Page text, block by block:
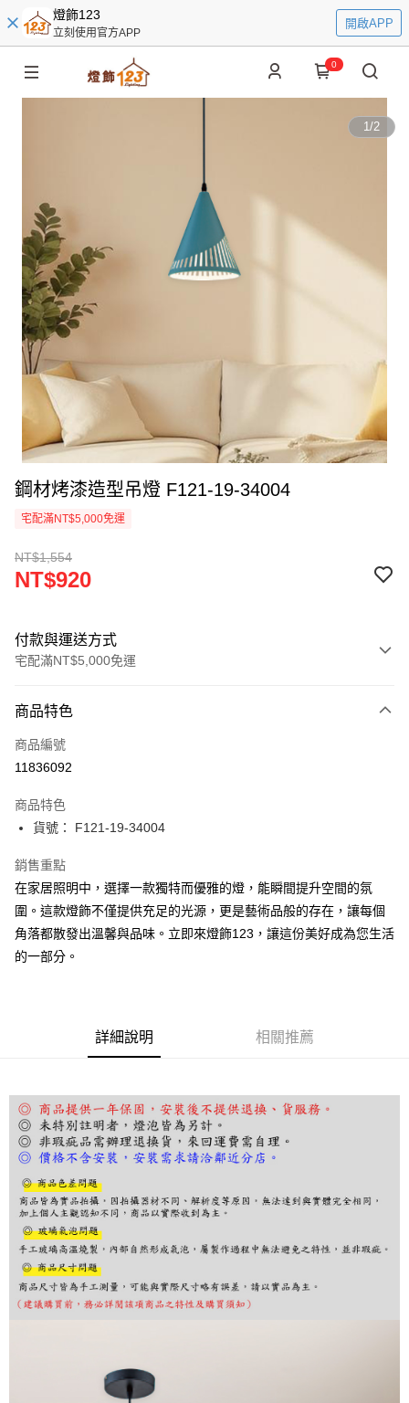
燈飾123
立刻使用官方APP
開啟APP
0
1/2
鋼材烤漆造型吊燈 F121-19-34004
宅配滿NT$5,000免運
NT$1,554
NT$920
付款與運送方式
宅配滿NT$5,000免運
信用卡一次付款
LINE Pay
街口支付
悠遊付
Google Pay
全盈+PAY
AFTEE先享後付
【「AFTEE先享後付」結帳流程】
１．於結帳方式選擇「AFTEE先享後付」後，將跳轉至「AFTEE先享後付」
結帳頁面，進行簡訊認證並確認金額後，即可完成結帳。
２．訂單成立數日內，您將收到繳費通知簡訊。
３．收到繳費通知簡訊後14天內，點擊此簡訊中的連結，可透過四大超商／
ATM／網路銀行／等多元方式進行付款，方視為交易完成。
※ 請注意：結帳手續完成當下不需立刻繳費，但若您需要取消訂單，請聯絡
購買商品的店家。未經商家同意取消之訂單仍視為有效，需透過AFTEE先享
後付繳納相關費用。
※ 交易是否成功請以「AFTEE先享後付 」之結帳頁面顯示為準，若有關於
是否繳費成功／繳費後需取消欲退款等相關疑問，請聯繫「AFTEE先享後付
客戶支援中心」
https://netprotections.freshdesk.com/support/home
權轉讓予恩沛科技股份有限公司。
２．關於個人資料處理事宜，請瀏覽以下網址：
每筆NT$180，滿NT$5,000(含以上)免運費
商品特色
商品編號
11836092
商品特色
貨號： F121-19-34004
銷售重點
在家居照明中，選擇一款獨特而優雅的燈，能瞬間提升空間的氛
圍。這款燈飾不僅提供充足的光源，更是藝術品般的存在，讓每個
角落都散發出溫馨與品味。立即來燈飾123，讓這份美好成為您生活
的一部分。
詳細說明 相關推薦